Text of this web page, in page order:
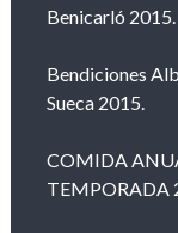
Benicarló
Bendiciones
Sueca 2015.
COMIDA
TEMPORADA